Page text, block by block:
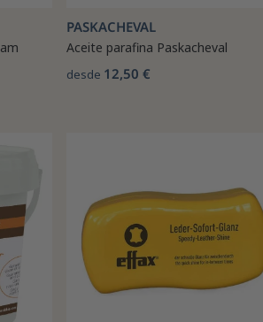
PASKACHEVAL
Aceite parafina Paskacheval
desde 12,50 €